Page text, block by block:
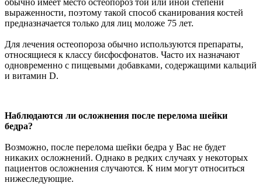
обычно имеет место остеопороз той или иной степени
выраженности, поэтому такой способ сканирования костей
предназначается только для лиц моложе 75 лет.
Для лечения остеопороза обычно используются препараты,
относящиеся к классу бисфосфонатов. Часто их назначают
одновременно с пищевыми добавками, содержащими кальций
и витамин D.
Наблюдаются ли осложнения после перелома шейки
бедра?
Возможно, после перелома шейки бедра у Вас не будет
никаких осложнений. Однако в редких случаях у некоторых
пациентов осложнения случаются. К ним могут относиться
нижеследующие.